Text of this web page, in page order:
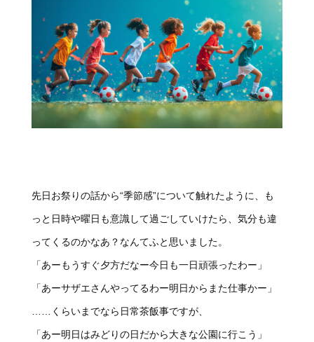
先日お祭りの話から“季節感”について触れたように、も
っと日時や曜日も意識して過ごしていけたら、気分も違
ってくるのかなあ？なんてふと思いました。
「あーもうすぐ夕方だなー今日も一日頑張ったわー」
「あーサザエさんやってるわー明日からまた仕事かー」
……くらいまでなら日常茶飯事ですが、
「あー明日はみどりの日だから大きな公園に行こう」